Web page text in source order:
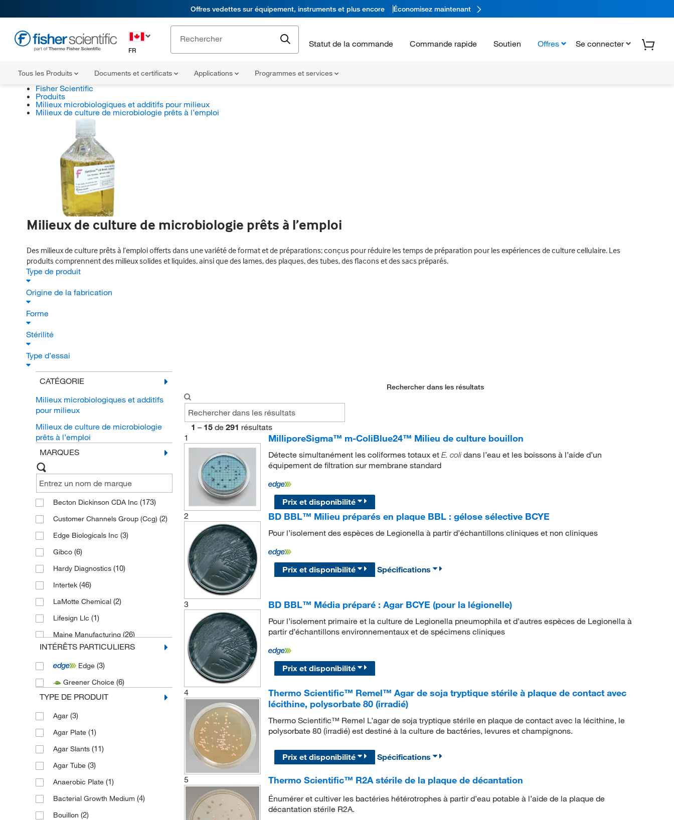
Offres vedettes sur équipement, instruments et plus encore Économisez maintenant
FR
Statut de la commande Commande rapide Soutien Offres Se connecter
Tous les Produits Documents et certificats Applications Programmes et services
Fisher Scientific
Produits
Milieux microbiologiques et additifs pour milieux
Milieux de culture de microbiologie prêts à l’emploi
Milieux de culture de microbiologie prêts à l’emploi
Des milieux de culture prêts à l’emploi offerts dans une variété de format et de préparations; conçus pour réduire les temps de préparation pour les expériences de culture cellulaire. Les
produits comprennent des milieux solides et liquides, ainsi que des lames, des plaques, des tubes, des flacons et des sacs préparés.
Type de produit
Origine de la fabrication
Forme
Stérilité
Type d’essai
CATÉGORIE
Milieux microbiologiques et additifs
pour milieux
Milieux de culture de microbiologie
prêts à l’emploi
MARQUES
Becton Dickinson CDA Inc (173)
Customer Channels Group (Ccg) (2)
Edge Biologicals Inc (3)
Gibco (6)
Hardy Diagnostics (10)
Intertek (46)
LaMotte Chemical (2)
Lifesign Llc (1)
Maine Manufacturing (26)
MilliporeSigma(1)
MP Biomedicals Inc
Puritan Medical Products
Sartorius Corporation
Thermo Fisher Scientific
Thermo Scientific Chemicals
Tintometer Inc(2)
INTÉRÊTS PARTICULIERS
Edge (3)
Greener Choice (6)
TYPE DE PRODUIT
Agar (3)
Agar Plate (1)
Agar Slants (11)
Agar Tube (3)
Anaerobic Plate (1)
Bacterial Growth Medium (4)
Bouillon (2)
Rechercher dans les résultats
1 – 15 de 291 résultats
1
MilliporeSigma™ m-ColiBlue24™ Milieu de culture bouillon
Détecte simultanément les coliformes totaux et E. colidans l’eau et les boissons à l’aide d’un
équipement de filtration sur membrane standard
Prix et disponibilité
2
BD BBL™ Milieu préparés en plaque BBL : gélose sélective BCYE
Pour l’isolement des espèces de Legionella à partir d’échantillons cliniques et non cliniques
Prix et disponibilité Spécifications
3 BD BBL™ Média préparé : Agar BCYE (pour la légionelle)
Pour l’isolement primaire et la culture de Legionella pneumophila et d’autres espèces de Legionella à
partir d’échantillons environnementaux et de spécimens cliniques
Prix et disponibilité
4
Thermo Scientific™ Remel™ Agar de soja tryptique stérile à plaque de contact avec
lécithine, polysorbate 80 (irradié)
Thermo Scientific™ Remel L’agar de soja tryptique stérile en plaque de contact avec la lécithine, le
polysorbate 80 (irradié) est destiné à la culture de bactéries, levures et champignons.
Prix et disponibilité Spécifications
5 Thermo Scientific™ R2A stérile de la plaque de décantation
Énumérer et cultiver les bactéries hétérotrophes à partir d’eau potable à l’aide de la plaque de
décantation stérile R2A.